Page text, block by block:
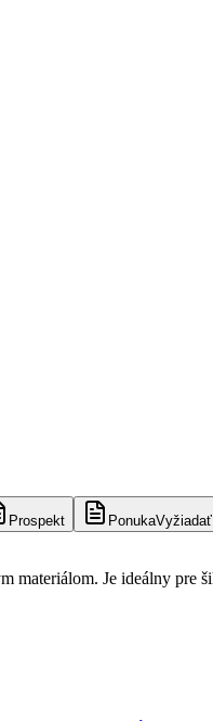
Prospekt Ponuka
materiálom. Je ideálny